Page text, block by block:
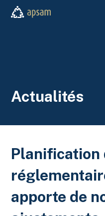
Aller au contenu principal
Actualités
Planification
apporte de